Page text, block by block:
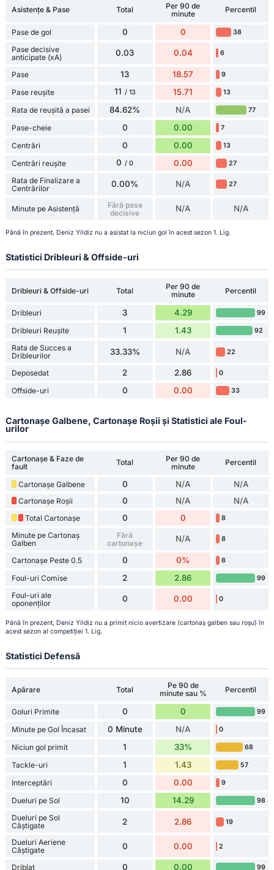
Asistențe & Pase Total
Per 90 de
minute
Percentil
Pase de gol 0 0 38
Pase decisive
anticipate (xA)
0.03 0.04 6
Pase 13 18.57 9
Pase reușite 11 / 13 15.71 13
Rata de reușită a pasei 84.62% N/A 77
Pase-cheie 0 0.00 7
Centrări 0 0.00 13
Centrări reușite 0 / 0 0.00 27
Rata de Finalizare a
Centrărilor
0.00% N/A 27
Minute pe Asistență
Fără pase
decisive
N/A N/A
Până în prezent, Deniz Yildiz nu a asistat la niciun gol în acest sezon 1. Lig.
Statistici Dribleuri & Offside-uri
Dribleuri & Offside-uri Total
Per 90 de
minute
Percentil
Dribleuri 3 4.29 99
Dribleuri Reușite 1 1.43 92
Rata de Succes a
Dribleurilor
33.33% N/A 22
Deposedat 2 2.86 0
Offside-uri 0 0.00 33
Cartonașe Galbene, Cartonașe Roșii și Statistici ale Foul-
urilor
Cartonașe & Faze de
fault
Total
Per 90 de
minute
Percentil
Cartonașe Galbene 0 N/A N/A
Cartonașe Roșii 0 N/A N/A
Total Cartonașe 0 0 8
Minute pe Cartonaș
Galben
Fără
cartonașe
N/A 8
Cartonașe Peste 0.5 0 0% 8
Foul-uri Comise 2 2.86 99
Foul-uri ale
oponenților
0 0.00 0
Până în prezent, Deniz Yildiz nu a primit nicio avertizare (cartonaș galben sau roșu) în
acest sezon al competiției 1. Lig.
Statistici Defensă
Apărare Total
Pe 90 de
minute sau %
Percentil
Goluri Primite 0 0 99
Minute pe Gol Încasat 0 Minute N/A 0
Niciun gol primit 1 33% 68
Tackle-uri 1 1.43 57
Interceptări 0 0.00 9
Dueluri pe Sol 10 14.29 98
Dueluri pe Sol
Câștigate
2 2.86 19
Dueluri Aeriene
Câștigate
0 0.00 2
Driblat 0 0.00 99